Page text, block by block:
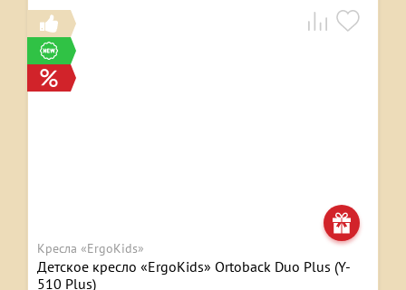
Кресла «ErgoKids»
Детское кресло «ErgoKids» Ortoback Duo Plus (Y-
510 Plus)